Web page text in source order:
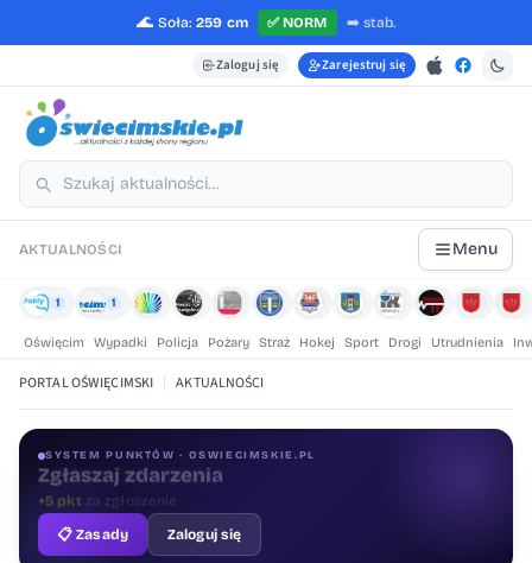
🌊 Soła: 259 cm ✅NORM ➡️ stab.
Zaloguj się Zarejestruj się
AKTUALNOŚCI Menu
1 1
Oświęcim Wypadki Policja Pożary Straż Hokej Sport Drogi Utrudnienia
PORTAL OŚWIĘCIMSKI | AKTUALNOŚCI
SYSTEM PUNKTÓW · OSWIECIMSKIE.PL
Oceniaj treści
+1 pktza ocenę
📋 Zasady
Zaloguj się